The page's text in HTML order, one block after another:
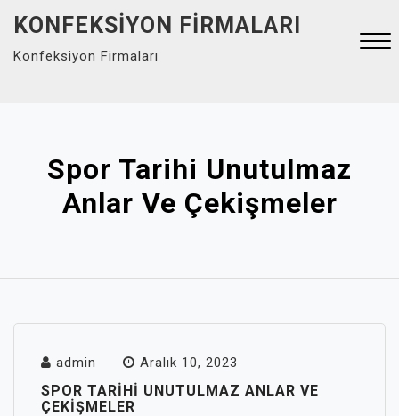
content
KONFEKSIYON FIRMALARI
Konfeksiyon Firmaları
Spor Tarihi Unutulmaz
Anlar Ve Çekişmeler
admin Aralık 10, 2023
SPOR TARIHI UNUTULMAZ ANLAR VE
ÇEKIŞMELER